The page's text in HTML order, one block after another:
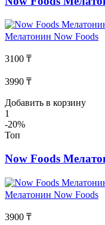
Мелатонин Now Foods
3100 ₸
3990 ₸
Добавить в корзину
1
-20%
Топ
Now Foods
Мелатонин Now Foods
3900 ₸